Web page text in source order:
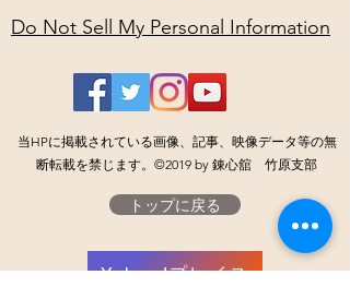
Do Not Sell My Personal Information
当HPに掲載されている画像、記事、映像データ等の無
断転載を禁じます。©2019 by 錬心舘 竹原支部
トップに戻る
Yahoo!プレイス